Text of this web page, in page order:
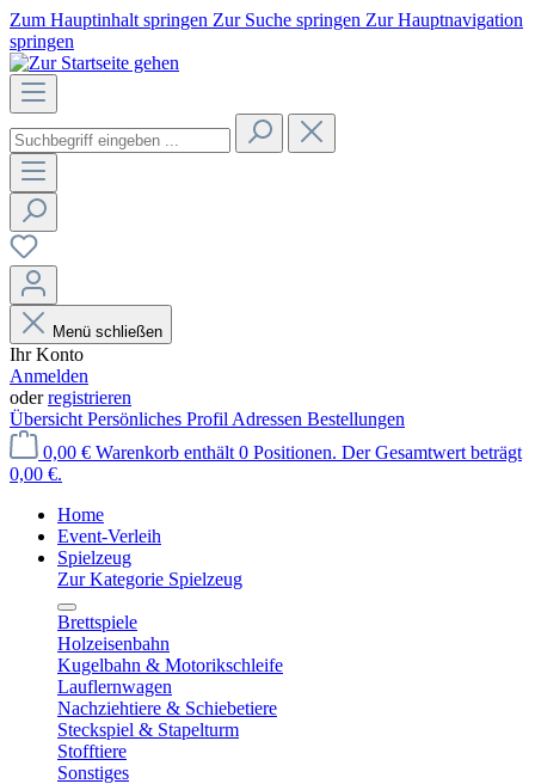
Zum Hauptinhalt springen Zur Suche springen Zur Hauptnavigation
springen
Menü schließen
Ihr Konto
Anmelden
oderregistrieren
Übersicht Persönliches Profil Adressen Bestellungen
0,00 € Warenkorb enthält 0 Positionen. Der Gesamtwert beträgt
0,00 €.
Home
Event-Verleih
Spielzeug
Zur Kategorie Spielzeug
Brettspiele
Holzeisenbahn
Kugelbahn & Motorikschleife
Lauflernwagen
Nachziehtiere & Schiebetiere
Steckspiel & Stapelturm
Stofftiere
Sonstiges